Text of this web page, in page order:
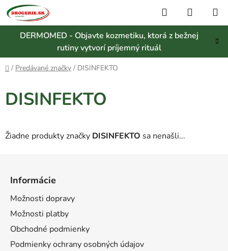
Prejsť
na
obsah
DERMOMED - Objavte kozmetiku, ktorá z bežnej
rutiny vytvorí príjemný rituál
Hľadať
KOŠÍK
Domov
/ Predávané značky / DISINFEKTO
DISINFEKTO
Žiadne produkty značky DISINFEKTO sa nenašli...
Informácie
Možnosti dopravy
Možnosti platby
Obchodné podmienky
Podmienky ochrany osobných údajov